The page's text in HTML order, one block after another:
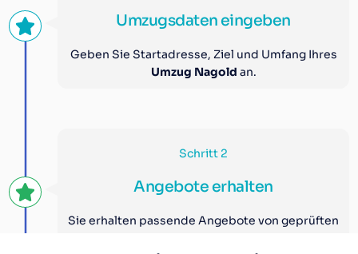
Umzugsdaten eingeben
Geben Sie Startadresse, Ziel und Umfang Ihres
Umzug Nagold an.
Schritt 2
Angebote erhalten
Sie erhalten passende Angebote von geprüften